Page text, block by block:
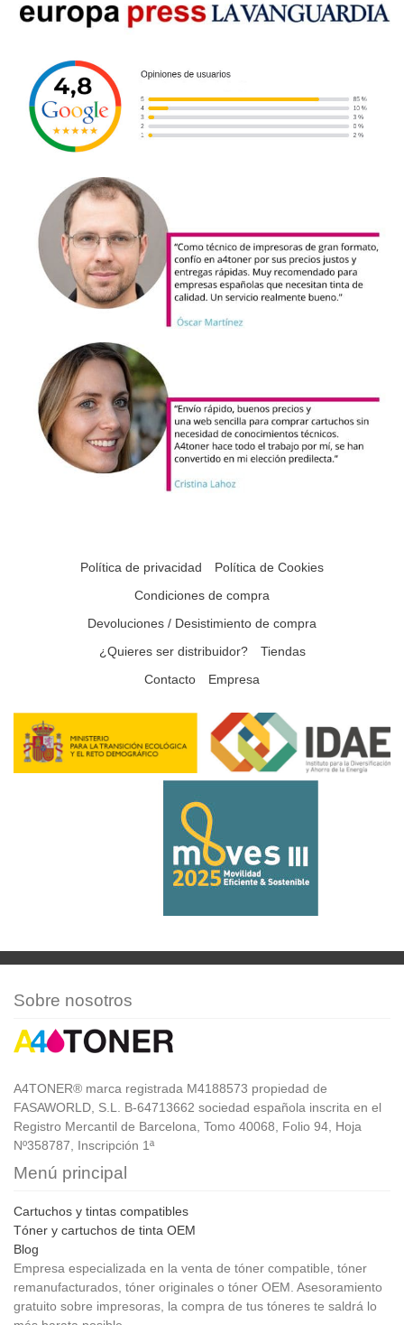
Política de privacidad
Política de Cookies
Condiciones de compra
Devoluciones / Desistimiento de compra
¿Quieres ser distribuidor?
Tiendas
Contacto
Empresa
Sobre nosotros
A4TONER® marca registrada M4188573 propiedad de
FASAWORLD, S.L. B-64713662 sociedad española inscrita en el
Registro Mercantil de Barcelona, Tomo 40068, Folio 94, Hoja
Nº358787, Inscripción 1ª
Menú principal
Cartuchos y tintas compatibles
Tóner y cartuchos de tinta OEM
Blog
Empresa especializada en la venta de tóner compatible, tóner
remanufacturados, tóner originales o tóner OEM. Asesoramiento
gratuito sobre impresoras, la compra de tus tóneres te saldrá lo